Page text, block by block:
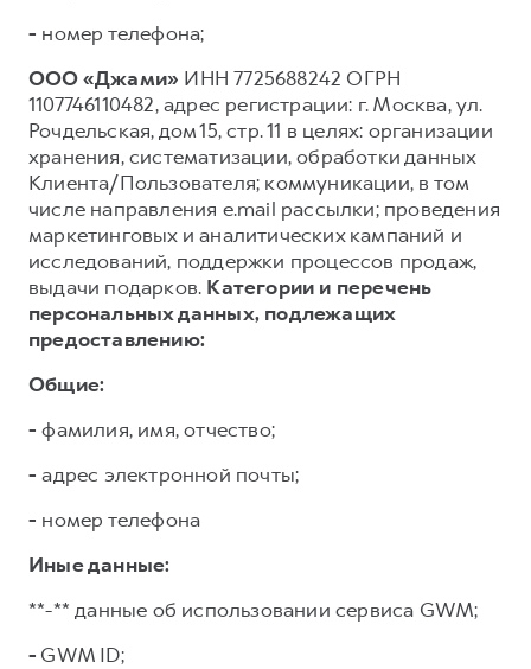
- номер телефона;
ООО «Джами» ИНН 7725688242 ОГРН
1107746110482, адрес регистрации: г. Москва, ул.
Рочдельская, дом 15, стр. 11 в целях: организации
хранения, систематизации, обработки данных
Клиента/Пользователя; коммуникации, в том
числе направления e.mail рассылки; проведения
маркетинговых и аналитических кампаний и
исследований, поддержки процессов продаж,
выдачи подарков. Категории и перечень
персональных данных, подлежащих
предоставлению:
Общие:
- фамилия, имя, отчество;
- адрес электронной почты;
- номер телефона
Иные данные:
**-** данные об использовании сервиса GWM;
- GWM ID;